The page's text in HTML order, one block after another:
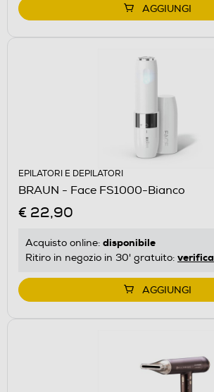
AGGIUNGI
EPILATORI E DEPILATORI
BRAUN - Face FS1000-Bianco
€ 22,90
Acquisto online: disponibile
Ritiro in negozio in 30' gratuito: verifica
AGGIUNGI